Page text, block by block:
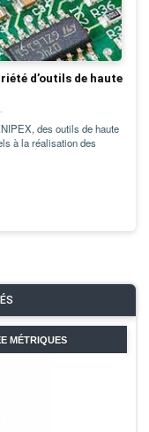
d’outils de haute
des outils de haute
à la réalisation des
MÉTRIQUES